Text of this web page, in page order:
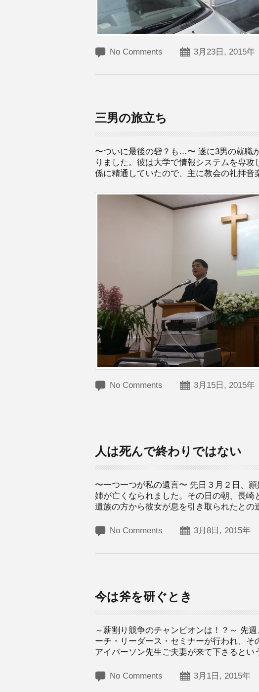
No Comments 3月23日, 2015年
三男の旅立ち
〜ついに最後の砦？も…〜 遂に3男の就職
りました。彼は大学で情報システムを専
係に精通していたので、主に教会の礼拝
No Comments 3月15日, 2015年
人は死んで終わりではない
〜一つ一つが私の遺言〜 先日３月２日、
姉が亡くなられました。その日の朝、長
遺族の方から彼女が息を引き取られたと
No Comments 3月8日, 2015年
今は斧を研ぐとき
～薪割り競争のチャンピオンは！？～ 先
ーチ・リーダース・セミナーが行われ、そ
アイバーソン先生ご夫妻が来て下さると
No Comments 3月1日, 2015年